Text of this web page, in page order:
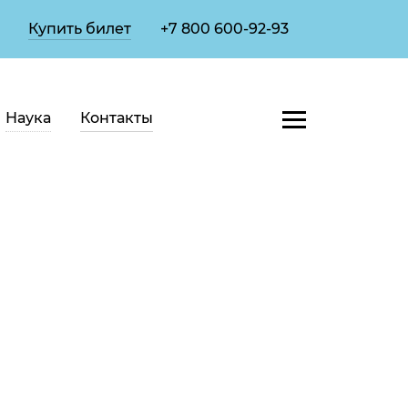
Купить билет +7 800 600-92-93
Наука Контакты